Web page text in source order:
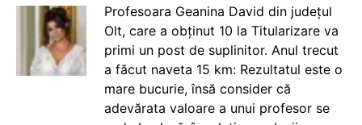
Profesoara Geanina David din județul
Olt, care a obținut 10 la Titularizare va
primi un post de suplinitor. Anul trecut
a făcut naveta 15 km: Rezultatul este o
mare bucurie, însă consider că
adevărata valoare a unui profesor se